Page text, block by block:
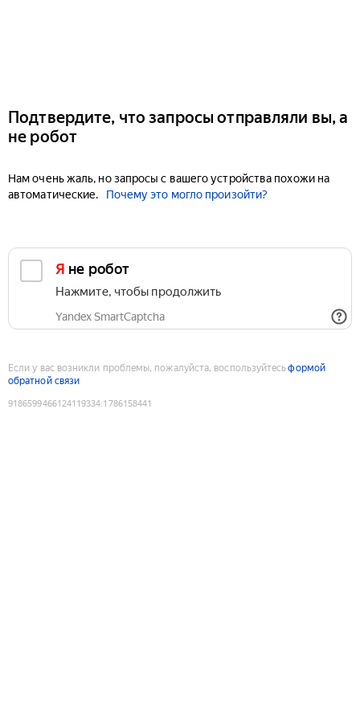
Подтвердите, что запросы отправляли вы, а
не робот
Нам очень жаль, но запросы с вашего устройства похожи на
автоматические.
Почему это могло произойти?
Я не робот
Нажмите, чтобы продолжить
Yandex SmartCaptcha
Если у вас возникли проблемы, пожалуйста, воспользуйтесьформой
обратной связи
9186599466124119334:1786158441